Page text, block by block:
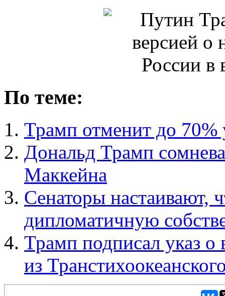
По теме:
Трамп отменит до 70%
Дональд Трамп
Маккейна
Сенаторы настаивают,
дипломатичную
Трамп подписал указ
из